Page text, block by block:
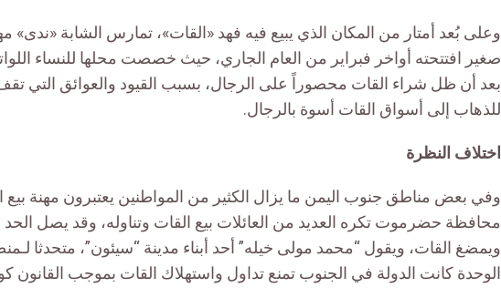
وعلى بُعد أمتار من المكان الذي يبيع فيه فهد «القات»، تمارس الشابة «ندى»
صغير افتتحته أواخر فبراير من العام الجاري، حيث خصصت محلها للنساء
بعد أن ظل شراء القات محصوراً على الرجال، بسبب القيود والعوائق التي
للذهاب إلى أسواق القات أسوة بالرجال.
اختلاف النظرة
وفي بعض مناطق جنوب اليمن ما يزال الكثير من المواطنين يعتبرون مهنة بيع
محافظة حضرموت تكره العديد من العائلات بيع القات وتناوله، وقد يصل
الوحدة كانت الدولة في الجنوب تمنع تداول واستهلاك القات بموجب القانون